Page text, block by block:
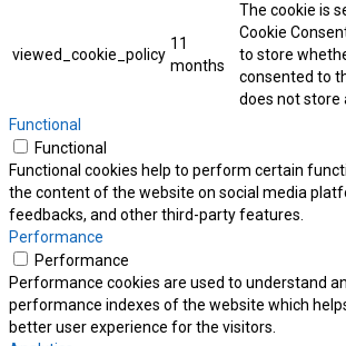
viewed_cookie_policy
11
months
The cookie is
Cookie
to store
consented to
does not store
Functional
Functional
Functional cookies help to perform certain
the content of the website on social media
feedbacks, and other third-party features.
Performance
Performance
Performance cookies are used to understand
performance indexes of the website which
better user experience for the visitors.